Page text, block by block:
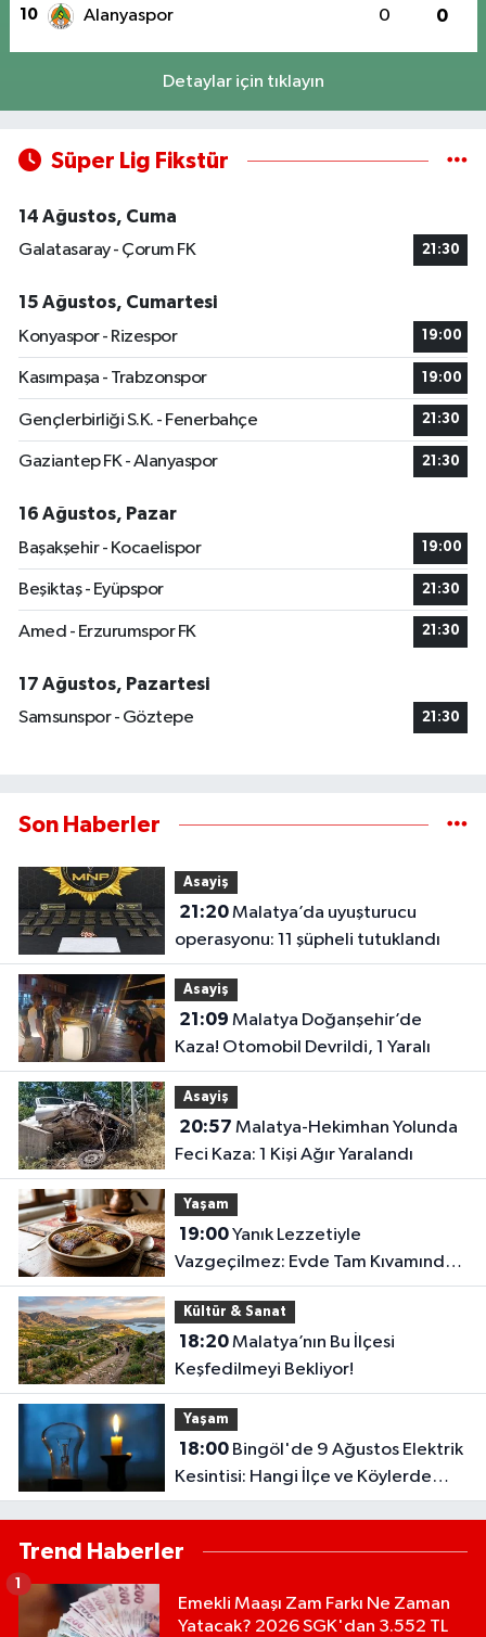
10 Alanyaspor 0 0
Detaylar için tıklayın
Süper Lig Fikstür
14 Ağustos, Cuma
Galatasaray - Çorum FK
21:30
15 Ağustos, Cumartesi
Konyaspor - Rizespor
19:00
Kasımpaşa - Trabzonspor 19:00
Gençlerbirliği S.K. - Fenerbahçe 21:30
Gaziantep FK - Alanyaspor 21:30
16 Ağustos, Pazar
Başakşehir - Kocaelispor
19:00
Beşiktaş - Eyüpspor 21:30
Amed - Erzurumspor FK 21:30
17 Ağustos, Pazartesi
Samsunspor - Göztepe
21:30
Son Haberler
Asayiş
21:20Malatya’da uyuşturucu
operasyonu: 11 şüpheli tutuklandı
Asayiş
21:09
Kaza! Otomobil Devrildi, 1 Yaralı
Asayiş
20:57
Feci Kaza: 1 Kişi Ağır Yaralandı
Yaşam
19:00Yanık Lezzetiyle
Vazgeçilmez: Evde Tam Kıvamında
Kazandibi Tarifi
Kültür & Sanat
18:20Malatya’nın Bu İlçesi
Keşfedilmeyi Bekliyor!
Yaşam
18:00Bingöl'de 9 Ağustos Elektrik
Kesintisi: Hangi İlçe ve Köylerde
Elektrikler Kesilecek?
Trend Haberler
Emekli Maaşı Zam Farkı Ne Zaman
Yatacak? 2026 SGK'dan 3.552 TL
1